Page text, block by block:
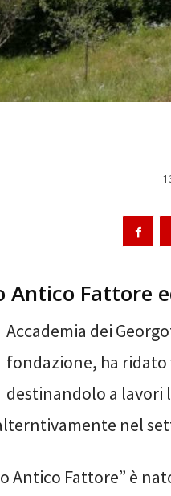
Antico Fattore
Accademia dei
fondazione, ha
destinandolo a lavori
nel
Antico Fattore” è